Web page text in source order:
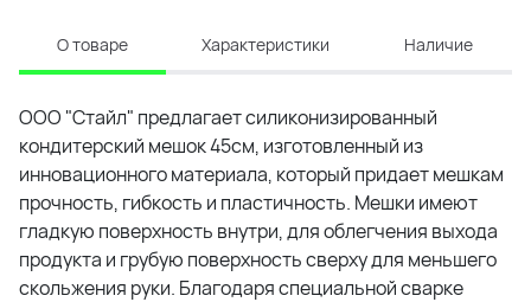
О товаре Характеристики Наличие
ООО "Стайл" предлагает силиконизированный
кондитерский мешок 45см, изготовленный из
инновационного материала, который придает мешкам
прочность, гибкость и пластичность. Мешки имеют
гладкую поверхность внутри, для облегчения выхода
продукта и грубую поверхность сверху для меньшего
скольжения руки. Благодаря специальной сварке